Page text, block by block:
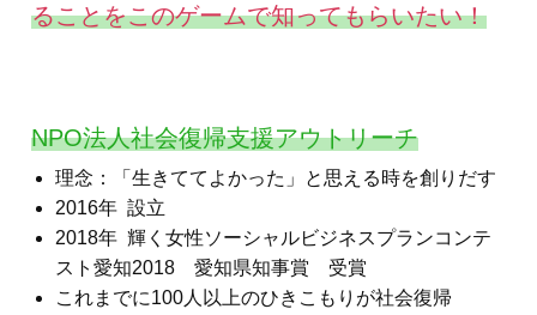
ることをこのゲームで知ってもらいたい！
NPO法人社会復帰支援アウトリーチ
理念：「生きててよかった」と思える時を創りだす
2016年 設立
2018年 輝く女性ソーシャルビジネスプランコンテ
スト愛知2018 愛知県知事賞 受賞
これまでに100人以上のひきこもりが社会復帰